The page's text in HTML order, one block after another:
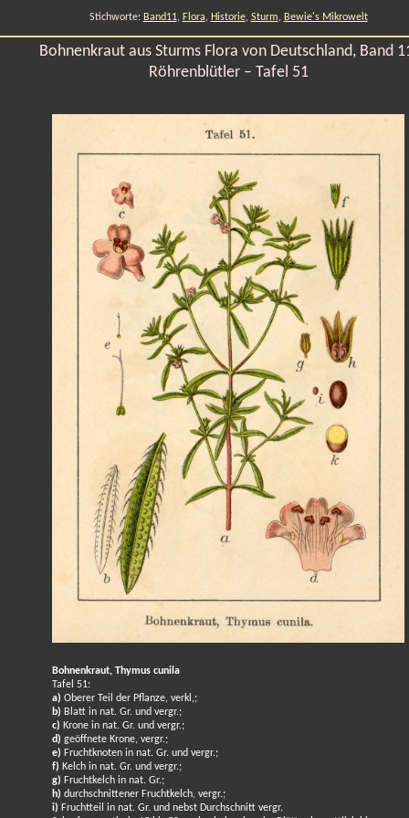
Stichworte: Band11, Flora, Historie, Sturm, Bewie's Mikrowelt
Bohnenkraut aus Sturms Flora von Deutschland, Band
Röhrenblütler – Tafel 51
Bohnenkraut, Thymus cunila
Tafel 51:
a) Oberer Teil der Pflanze, verkl,;
b) Blatt in nat. Gr. und vergr.;
c) Krone in nat. Gr. und vergr.;
d) geöffnete Krone, vergr.;
e) Fruchtknoten in nat. Gr. und vergr.;
f) Kelch in nat. Gr. und vergr.;
g) Fruchtkelch in nat. Gr.;
h) durchschnittener Fruchtkelch, vergr.;
i) Fruchtteil in nat. Gr. und nebst Durchschnitt vergr.